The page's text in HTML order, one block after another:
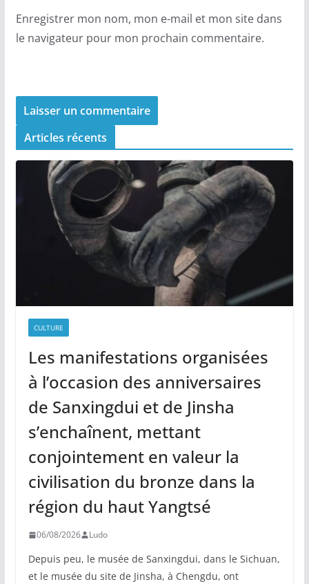
Enregistrer mon nom, mon e-mail et mon site dans
le navigateur pour mon prochain commentaire.
Articles récents
CULTURE
Les manifestations organisées
à l’occasion des anniversaires
de Sanxingdui et de Jinsha
s’enchaînent, mettant
conjointement en valeur la
civilisation du bronze dans la
région du haut Yangtsé
06/08/2026 Ludo
Depuis peu, le musée de Sanxingdui, dans le Sichuan,
et le musée du site de Jinsha, à Chengdu, ont